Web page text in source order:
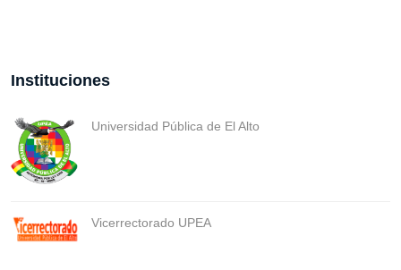
Instituciones
Universidad Pública de El Alto
Vicerrectorado UPEA